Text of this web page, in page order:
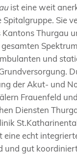
ist eine weit
Sie
Kantons Thurgau
gesamten
und
der Akut- und
Frauenfeld
Diensten
eine echt
und gut